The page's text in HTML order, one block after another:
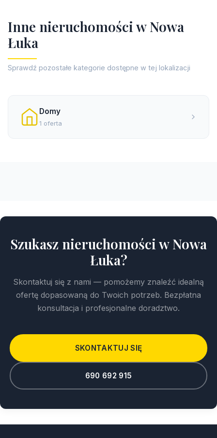
Inne nieruchomości w Nowa
Łuka
Sprawdź pozostałe kategorie dostępne w tej lokalizacji
Domy
1 oferta
Szukasz nieruchomości w Nowa
Łuka?
Skontaktuj się z nami — pomożemy znaleźć idealną
ofertę dopasowaną do Twoich potrzeb. Bezpłatna
konsultacja i profesjonalne doradztwo.
SKONTAKTUJ SIĘ
690 692 915